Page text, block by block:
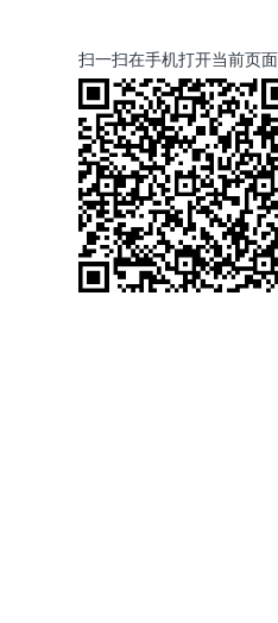
扫一扫在手机打开当前页面